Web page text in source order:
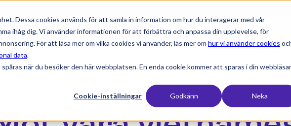
Dessa cookies används för att samla in information om hur du interagerar med vår
ihåg dig. Vi använder informationen för att förbättra och anpassa din upplevelse, för
För att läsa mer om vilka cookies vi använder, läs mer om hur vi använder cookies
data.
när du besöker den här webbplatsen. En enda cookie kommer att sparas i din
Cookie-inställningar Godkänn Neka
Produkterexpand_more Branscher expand_more Resurserexpand_more Priser